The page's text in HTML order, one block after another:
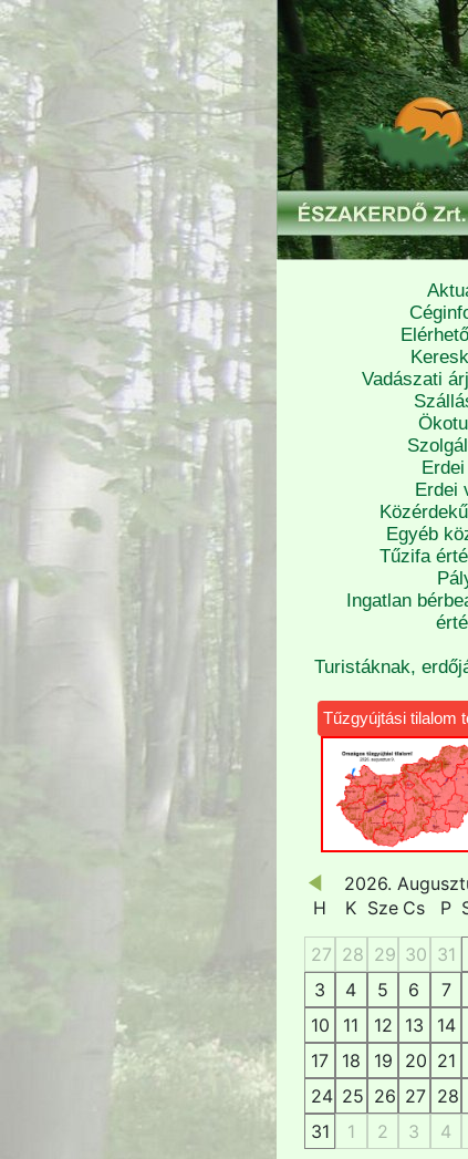
Vadászati
Erdei
Egyéb
Tűzifa
Ingatlan
Turistáknak,
Tűzgyújtási tilalom
2026.
H
K Sze Cs P
27 28 29 30 31
3
4 5 6 7
10
11 12 13 14
17
18 19 20 21
24 25 26 27 28
31
1 2 3 4